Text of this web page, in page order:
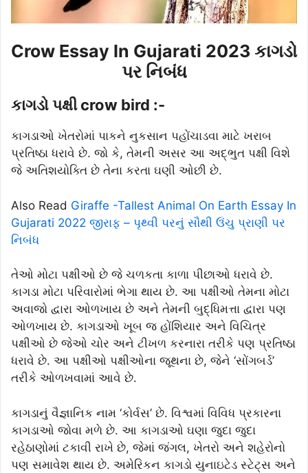
Crow Essay In Gujarati 2023 કાગડો
પર નિબંધ
કાગડો પક્ષી crow bird :-
કાગડાઓ ખેતરોમાં પાકને નુકસાન પહોંચાડવા માટે ખરાબ
પ્રતિષ્ઠા ધરાવે છે. જો કે, તેમની અસર આ અદ્ભુત પક્ષી વિશે
જે અતિશયોક્તિ છે તેના કરતા ઘણી ઓછી છે.
Also Read Giraffe -Tallest Animal On Earth Essay In
Gujarati 2022 જીરાફ – પૃથ્વી પરનું સૌથી ઉંચુ પ્રાણી પર
નિબંધ
તેઓ મોટા પક્ષીઓ છે જે ચળકતા કાળા પીછાઓ ધરાવે છે.
કાગડા મોટા પરિવારોમાં ભેગા થાય છે. આ પક્ષીઓ તેમના મોટા
અવાજો દ્વારા ઓળખાય છે અને તેમની બુદ્ધિમત્તા દ્વારા પણ
ઓળખાય છે. કાગડાઓ ખૂબ જ હોંશિયાર અને વિચિત્ર
પક્ષીઓ છે જેઓ ચોર અને ટીખળ કરનારા તરીકે પણ પ્રતિષ્ઠા
ધરાવે છે. આ પક્ષીઓ પક્ષીઓના જૂથના છે, જેને ‘સોંગબર્ડ’
તરીકે ઓળખવામાં આવે છે.
કાગડાનું વૈજ્ઞાનિક નામ ‘કોર્વસ’ છે. વિશ્વમાં વિવિધ પ્રકારના
કાગડાઓ જોવા મળે છે. આ કાગડાઓ ઘણા જુદા જુદા
રહેઠાણોમાં ટકાવી રાખે છે, જેમાં જંગલ, ખેતરો અને શહેરોનો
પણ સમાવેશ થાય છે. અમેરિકન કાગડો યુનાઇટેડ સ્ટેટ્સ અને